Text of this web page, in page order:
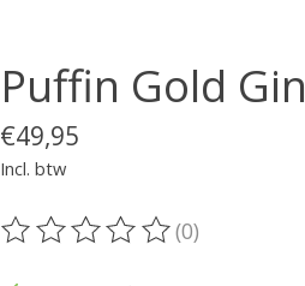
Puffin Gold
€49,95
Incl. btw
De beoordeling van dit
(0)